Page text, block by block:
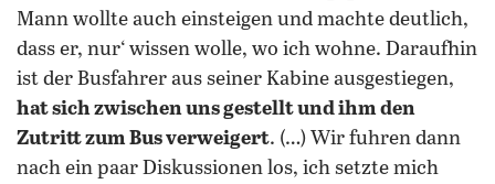
Mann wollte auch einsteigen und machte deutlich,
dass er, nur‘ wissen wolle, wo ich wohne. Daraufhin
ist der Busfahrer aus seiner Kabine ausgestiegen,
hat sich zwischen uns gestellt und ihm den
Zutritt zum Bus verweigert. (…) Wir fuhren dann
nach ein paar Diskussionen los, ich setzte mich